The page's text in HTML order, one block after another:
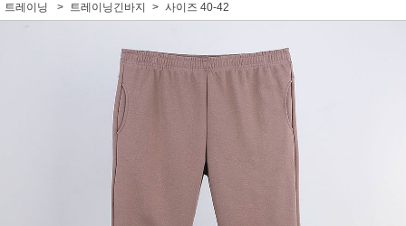
트레이닝 트레이닝긴바지 사이즈 40-42